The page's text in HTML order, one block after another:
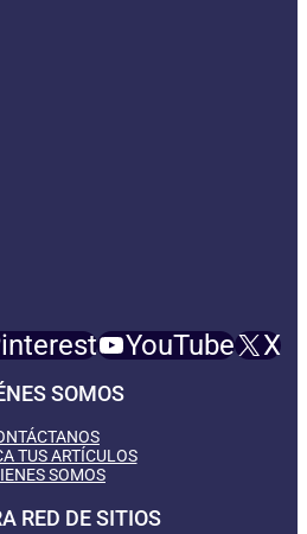
YouTube X
SOMOS
TUS ARTÍCULOS
SOMOS
RED DE SITIOS